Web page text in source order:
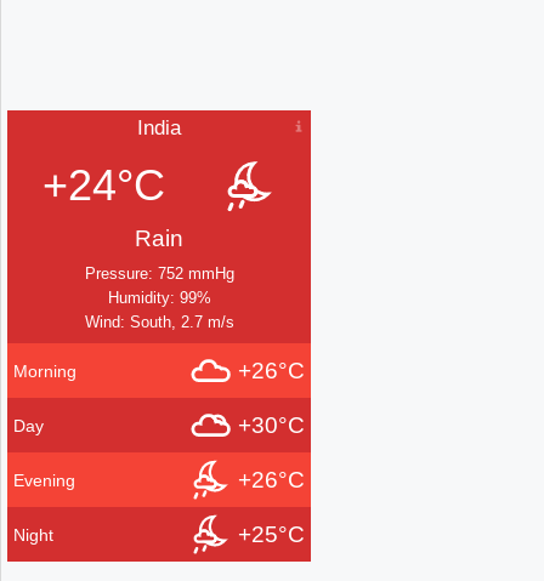
India
+24°C
Rain
Pressure: 752 mmHg
Humidity: 99%
Wind: South, 2.7 m/s
Morning +26°C
Day +30°C
Evening +26°C
Night +25°C